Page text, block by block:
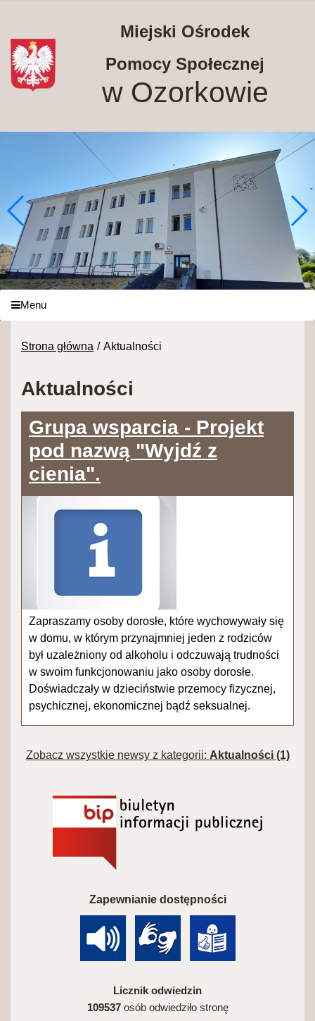
Miejski Ośrodek
Pomocy Społecznej
w Ozorkowie
Menu
Strona główna Aktualności
Aktualności
Grupa wsparcia - Projekt
pod nazwą "Wyjdź z
cienia".
Zapraszamy osoby dorosłe, które wychowywały się
w domu, w którym przynajmniej jeden z rodziców
był uzależniony od alkoholu i odczuwają trudności
w swoim funkcjonowaniu jako osoby dorosłe.
Doświadczały w dzieciństwie przemocy fizycznej,
psychicznej, ekonomicznej bądź seksualnej.
Zobacz wszystkie newsy z kategorii: Aktualności (1)
Zapewnianie dostępności
Licznik odwiedzin
109537osób odwiedziło stronę